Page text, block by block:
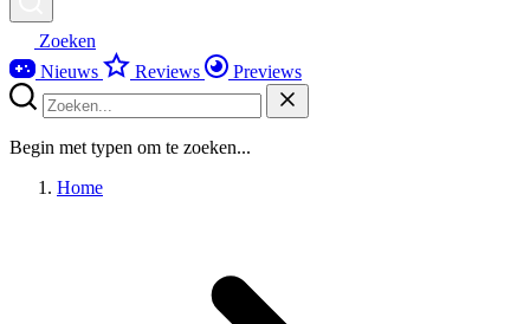
Zoeken
Nieuws
Reviews Previews
Begin met typen om te zoeken...
Home